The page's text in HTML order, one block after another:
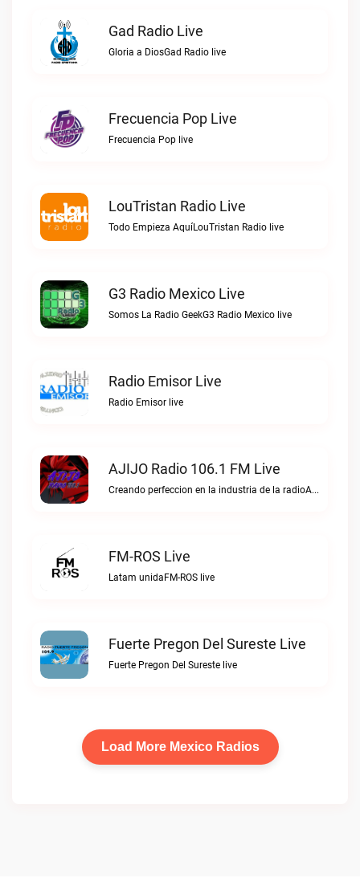
Gad Radio Live
Gloria a DiosGad Radio live
Frecuencia Pop Live
Frecuencia Pop live
LouTristan Radio Live
Todo Empieza AquíLouTristan Radio live
G3 Radio Mexico Live
Somos La Radio GeekG3 Radio Mexico live
Radio Emisor Live
Radio Emisor live
AJIJO Radio 106.1 FM Live
Creando perfeccion en la industria de la radioAJIJO Radio 106.1 FM live
FM-ROS Live
Latam unidaFM-ROS live
Fuerte Pregon Del Sureste Live
Fuerte Pregon Del Sureste live
Load More Mexico Radios